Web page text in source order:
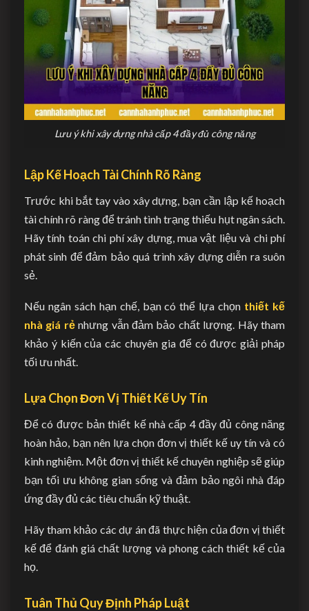
Lưu ý khi xây dựng nhà cấp 4 đầy đủ công năng
Lập Kế Hoạch Tài Chính Rõ Ràng
Trước khi bắt tay vào xây dựng, bạn cần lập kế hoạch
tài chính rõ ràng để tránh tình trạng thiếu hụt ngân sách.
Hãy tính toán chi phí xây dựng, mua vật liệu và chi phí
phát sinh để đảm bảo quá trình xây dựng diễn ra suôn
sẻ.
Nếu ngân sách hạn chế, bạn có thể lựa chọn thiết kế
nhà giá rẻnhưng vẫn đảm bảo chất lượng. Hãy tham
khảo ý kiến của các chuyên gia để có được giải pháp
tối ưu nhất.
Lựa Chọn Đơn Vị Thiết Kế Uy Tín
Để có được bản thiết kế nhà cấp 4 đầy đủ công năng
hoàn hảo, bạn nên lựa chọn đơn vị thiết kế uy tín và có
kinh nghiệm. Một đơn vị thiết kế chuyên nghiệp sẽ giúp
bạn tối ưu không gian sống và đảm bảo ngôi nhà đáp
ứng đầy đủ các tiêu chuẩn kỹ thuật.
Hãy tham khảo các dự án đã thực hiện của đơn vị thiết
kế để đánh giá chất lượng và phong cách thiết kế của
họ.
Tuân Thủ Quy Định Pháp Luật